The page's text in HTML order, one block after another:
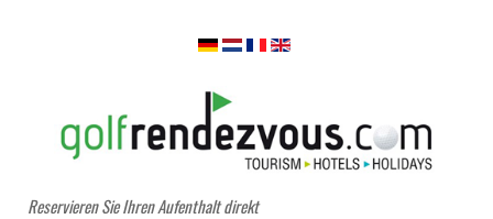
Reservieren Sie Ihren Aufenthalt direkt